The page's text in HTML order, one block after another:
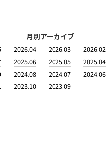
月別アーカイブ
2026.04 2026.03 2026.02
2025.06 2025.05 2025.04
2024.08 2024.07 2024.06
2023.10 2023.09